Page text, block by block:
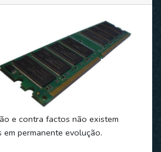
e contra factos não existem
permanente evolução.